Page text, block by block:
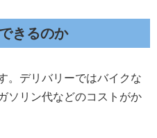
きるのか
。デリバリーではバイクな
ソリン代などのコストがか